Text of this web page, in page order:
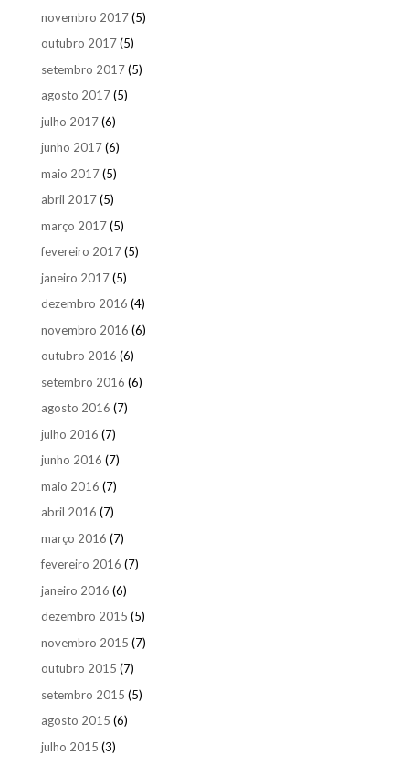
novembro 2017(5)
outubro 2017(5)
setembro 2017(5)
agosto 2017(5)
julho 2017(6)
junho 2017(6)
maio 2017(5)
abril 2017(5)
março 2017(5)
fevereiro 2017(5)
janeiro 2017(5)
dezembro 2016 (4)
novembro 2016 (6)
outubro 2016 (6)
setembro 2016 (6)
agosto 2016 (7)
julho 2016 (7)
junho 2016 (7)
maio 2016 (7)
abril 2016 (7)
março 2016 (7)
fevereiro 2016 (7)
janeiro 2016 (6)
dezembro 2015 (5)
novembro 2015 (7)
outubro 2015 (7)
setembro 2015 (5)
agosto 2015 (6)
julho 2015 (3)